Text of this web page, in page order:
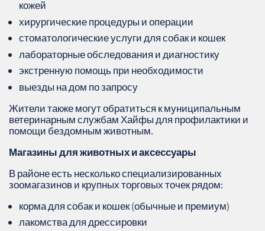
кожей
хирургические процедуры и операции
стоматологические услуги для собак и кошек
лабораторные обследования и диагностику
экстренную помощь при необходимости
выезды на дом по запросу
Жители также могут обратиться к муниципальным
ветеринарным службам Хайфы для профилактики и
помощи бездомным животным.
Магазины для животных и аксессуары
В районе есть несколько специализированных
зоомагазинов и крупных торговых точек рядом:
корма для собак и кошек (обычные и премиум)
лакомства для дрессировки